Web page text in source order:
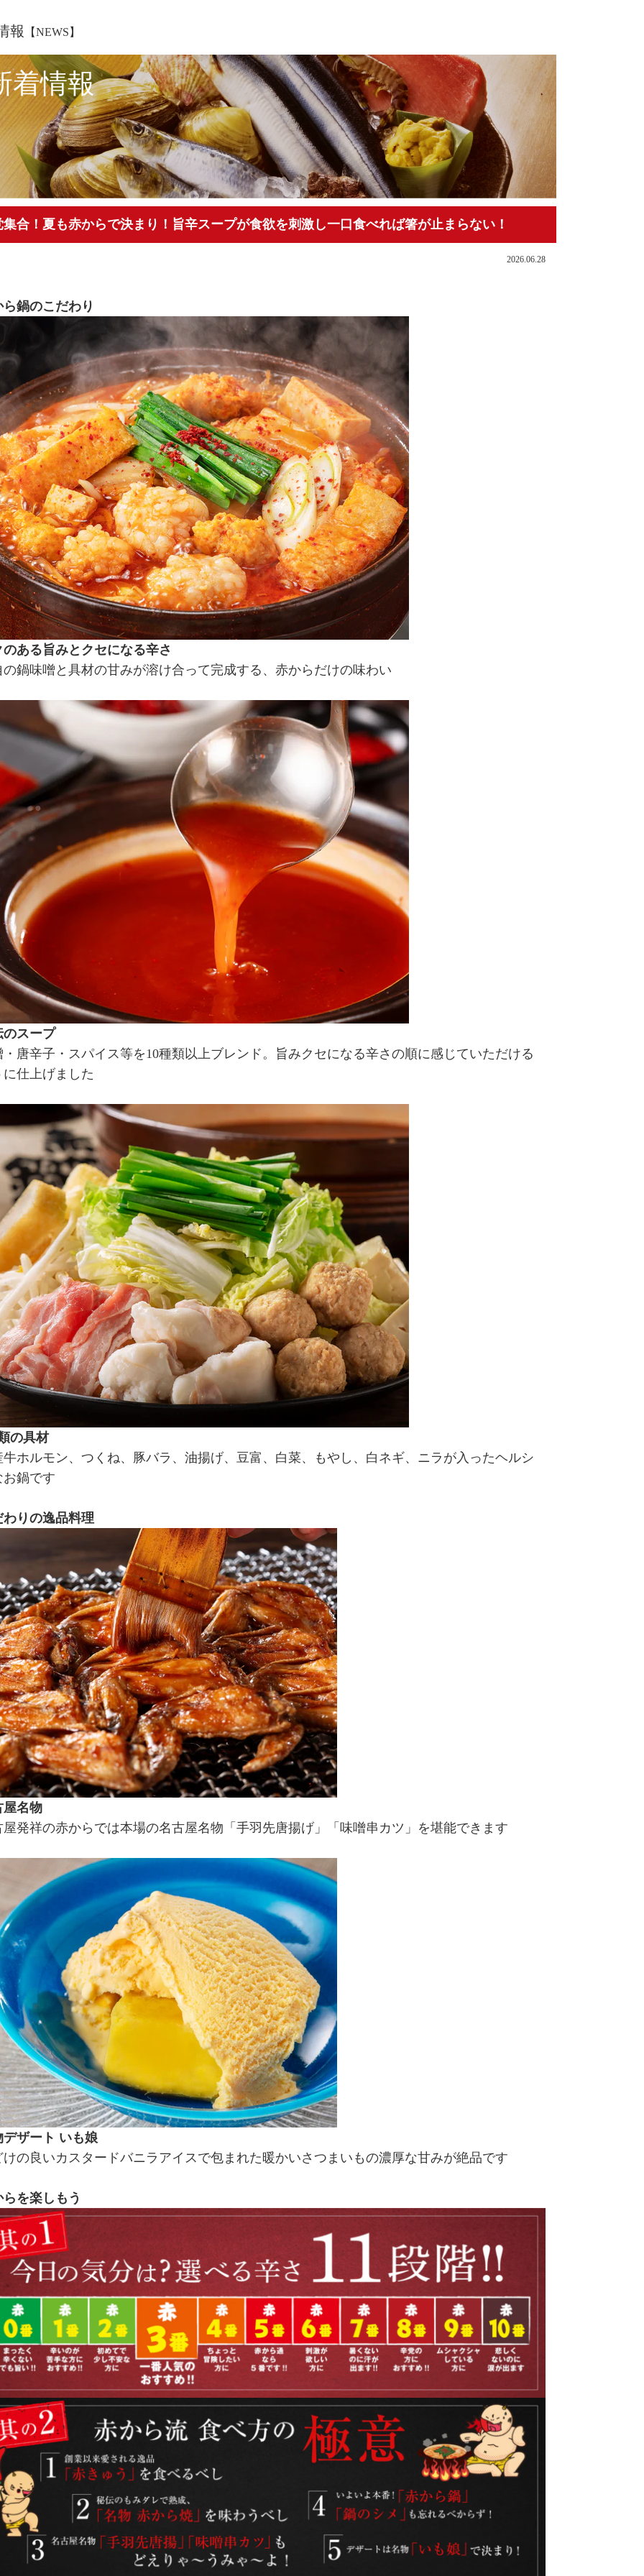
報 【NEWS】
着情報
集合！夏も赤からで決まり！旨辛スープが食欲を刺激し一口食べれば箸が止まらない！
2026.06.28
ら鍋のこだわり
のある旨みとクセになる辛さ
の鍋味噌と具材の甘みが溶け合って完成する、赤からだけの味わい
のスープ
・唐辛子・スパイス等を10種類以上ブレンド。旨みクセになる辛さの順に感じていただける
に仕上げました
の具材
牛ホルモン、つくね、豚バラ、油揚げ、豆富、白菜、もやし、白ネギ、ニラが入ったヘルシ
お鍋です
わりの逸品料理
屋名物
屋発祥の赤からでは本場の名古屋名物「手羽先唐揚げ」「味噌串カツ」を堪能できます
デザート いも娘
けの良いカスタードバニラアイスで包まれた暖かいさつまいもの濃厚な甘みが絶品です
らを楽しもう